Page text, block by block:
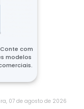
com
modelos
, 07 de agosto de 2026